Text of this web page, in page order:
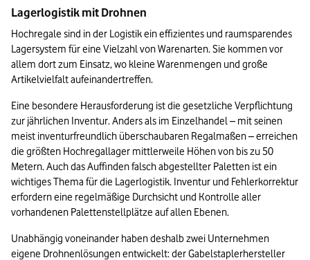
Lagerlogistik mit Drohnen
Hochregale sind in der Logistik ein effizientes und raumsparendes
Lagersystem für eine Vielzahl von Warenarten. Sie kommen vor
allem dort zum Einsatz, wo kleine Warenmengen und große
Artikelvielfalt aufeinandertreffen.
Eine besondere Herausforderung ist die gesetzliche Verpflichtung
zur jährlichen Inventur. Anders als im Einzelhandel – mit seinen
meist inventurfreundlich überschaubaren Regalmaßen – erreichen
die größten Hochregallager mittlerweile Höhen von bis zu 50
Metern. Auch das Auffinden falsch abgestellter Paletten ist ein
wichtiges Thema für die Lagerlogistik. Inventur und Fehlerkorrektur
erfordern eine regelmäßige Durchsicht und Kontrolle aller
vorhandenen Palettenstellplätze auf allen Ebenen.
Unabhängig voneinander haben deshalb zwei Unternehmen
eigene Drohnenlösungen entwickelt: der Gabelstaplerhersteller